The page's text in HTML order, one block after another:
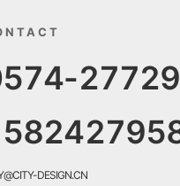
DESIGN.CN